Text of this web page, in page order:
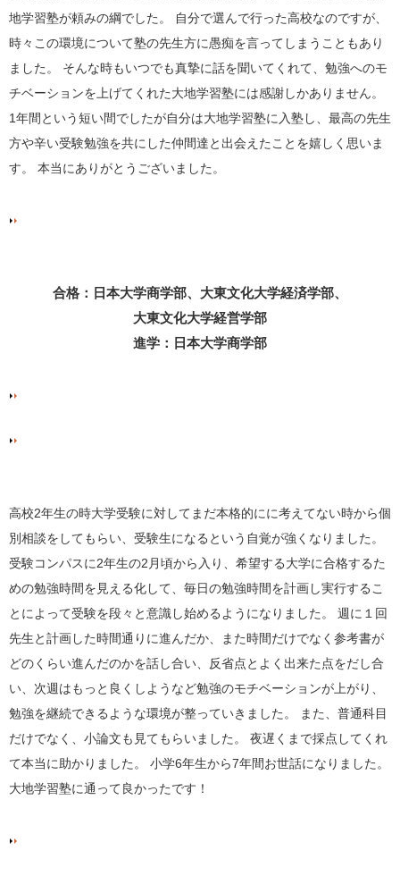
地学習塾が頼みの綱でした。 自分で選んで行った高校なのですが、
時々この環境について塾の先生方に愚痴を言ってしまうこともあり
ました。 そんな時もいつでも真摯に話を聞いてくれて、勉強へのモ
チベーションを上げてくれた大地学習塾には感謝しかありません。
1年間という短い間でしたが自分は大地学習塾に入塾し、最高の先生
方や辛い受験勉強を共にした仲間達と出会えたことを嬉しく思いま
す。 本当にありがとうございました。
合格：日本大学商学部、大東文化大学経済学部、
大東文化大学経営学部
進学：日本大学商学部
高校2年生の時大学受験に対してまだ本格的にに考えてない時から個
別相談をしてもらい、受験生になるという自覚が強くなりました。
受験コンパスに2年生の2 月頃から入り、希望する大学に合格するた
めの勉強時間を見える化して、毎日の勉強時間を計画し実行するこ
とによって受験を段々と意識し始めるようになりました。 週に１回
先生と計画した時間通りに進んだか、また時間だけでなく参考書が
どのくらい進んだのかを話し合い、反省点とよく出来た点をだし合
い、次週はもっと良くしようなど勉強のモチベーションが上がり、
勉強を継続できるような環境が整っていきました。 また、普通科目
だけでなく、小論文も見てもらいました。 夜遅くまで採点してくれ
て本当に助かりました。 小学6年生から7年間お世話になりました。
大地学習塾に通って良かったです！